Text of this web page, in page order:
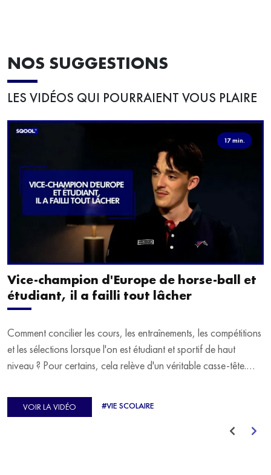
NOS SUGGESTIONS
LES VIDÉOS QUI POURRAIENT VOUS PLAIRE
17 min.
Vice-champion d'Europe de horse-ball et
étudiant, il a failli tout lâcher
Comment concilier les cours, les entraînements, les compétitions
et les sélections lorsque l'on est étudiant et sportif de haut
niveau ? Pour certains, cela relève d'un véritable casse-tête.
d'Europe de Horse-ball, qui a failli abandonner ses études
avant de trouver un nouvel équilibre.
VOIR LA VIDÉO #VIE SCOLAIRE